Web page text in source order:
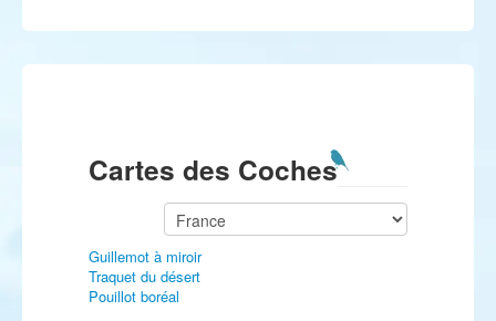
Cartes des Coches
Guillemot à miroir
Traquet du désert
Pouillot boréal